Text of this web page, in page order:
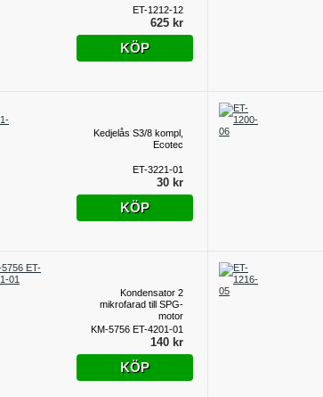
ET-1212-12
625 kr
KÖP
Kedjelås S3/8 kompl,
Ecotec
ET-3221-01
30 kr
KÖP
Kondensator 2
mikrofarad till SPG-
motor
KM-5756 ET-4201-01
140 kr
KÖP